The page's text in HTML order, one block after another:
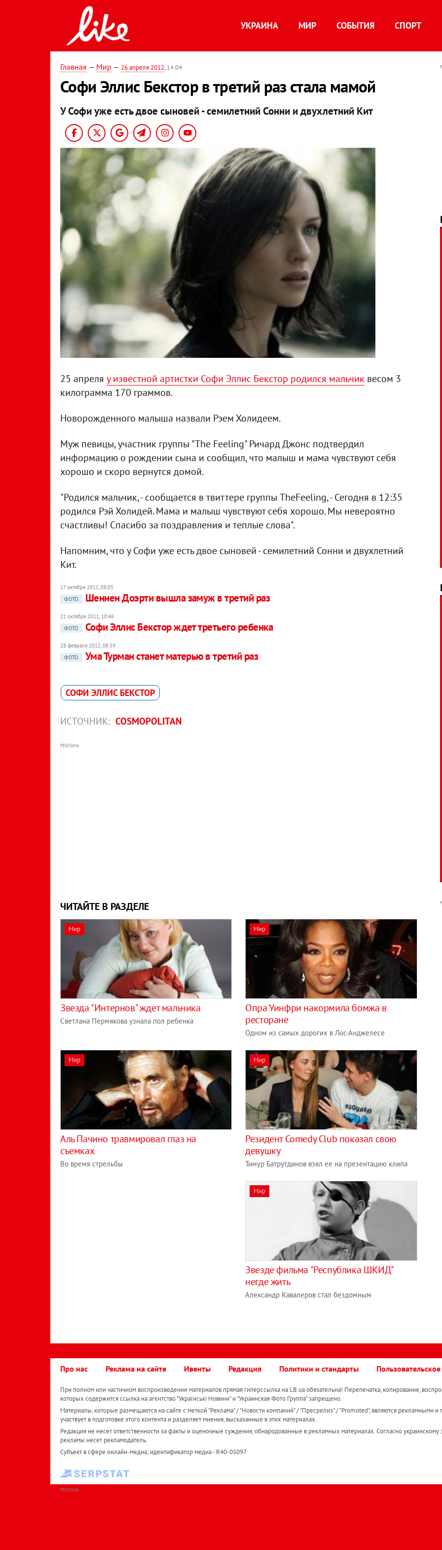
УКРАИНА МИР СОБЫТИЯ СПОРТ
Главная — Мир — 26 апреля 2012, 14:04
Софи Эллис Бекстор в третий раз стала мамой
У Софи уже есть двое сыновей - семилетний Сонни и двухлетний Кит
25 апреля у известной артистки Софи Эллис Бекстор родился мальчик весом 3
килограмма 170 граммов.
Новорожденного малыша назвали Рэем Холидеем.
Муж певицы, участник группы "The Feeling" Ричард Джонс подтвердил
информацию о рождении сына и сообщил, что малыш и мама чувствуют себя
хорошо и скоро вернутся домой.
"Родился мальчик, - сообщается в твиттере группы TheFeeling, - Сегодня в 12:35
родился Рэй Холидей. Мама и малыш чувствуют себя хорошо. Мы невероятно
счастливы! Спасибо за поздравления и теплые слова".
Напомним, что у Софи уже есть двое сыновей - семилетний Сонни и двухлетний
Кит.
17 октября 2011, 08:05
ФОТО
Шеннен Доэрти вышла замуж в третий раз
21 октября 2011, 10:46
ФОТО
Софи Эллис Бекстор ждет третьего ребенка
28 февраля 2012, 08:59
ФОТО
Ума Турман станет матерью в третий раз
СОФИ ЭЛЛИС БЕКСТОР
ИСТОЧНИК: COSMOPOLITAN
РЕКЛАМА
ЧИТАЙТЕ В РАЗДЕЛЕ
Мир
Звезда "Интернов" ждет мальчика
Светлана Пермякова узнала пол ребенка
Мир
Опра Уинфри накормила бомжа в
ресторане
Одном из самых дорогих в Лос-Анджелесе
Мир
Аль Пачино травмировал глаз на
съемках
Во время стрельбы
Мир
Резидент Comedy Club показал свою
девушку
Тимур Батрутдинов взял ее на презентацию клипа
Мир
Звезде фильма "Республика ШКИД"
негде жить
Александр Кавалеров стал бездомным
Про нас Реклама на сайте Ивенты Редакция Политики и стандарты
При полном или частичном воспроизведении материалов прямая гиперссылка на LB.ua обязательна! Перепечатка, копирование,
которых содержится ссылка на агентство "Українськi Новини" и "Украинская Фото Группа" запрещено.
Материалы, которые размещаются на сайте с меткой "Реклама" / "Новости компаний" / "Пресрелиз" / "Promoted", являются рекламными и
участвует в подготовке этого контента и разделяет мнения, высказанные в этих материалах.
Редакция не несет ответственности за факты и оценочные суждения, обнародованные в рекламных материалах. Согласно украинскому
рекламы несет рекламодатель.
Субъект в сфере онлайн-медиа; идентификатор медиа - R40-05097
РЕКЛАМА